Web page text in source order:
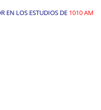
EN LOS ESTUDIOS DE 1010 AM